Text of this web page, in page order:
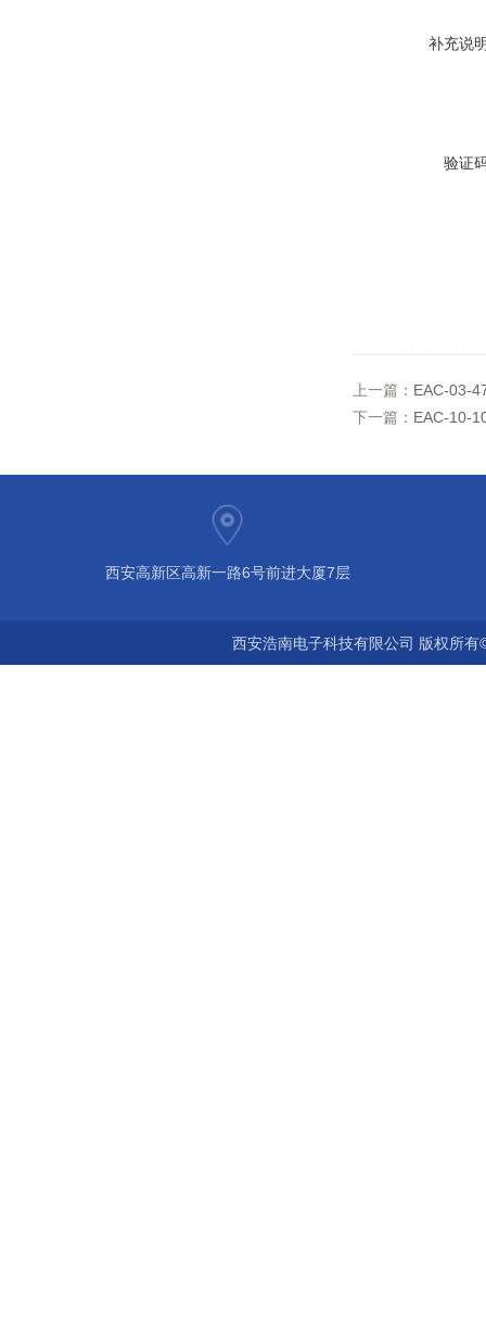
补充说
验证
上一篇： EAC-03-
下一篇： EAC-10-
西安高新区高新一路6号前进大厦7层
西安浩南电子科技有限公司 版权所